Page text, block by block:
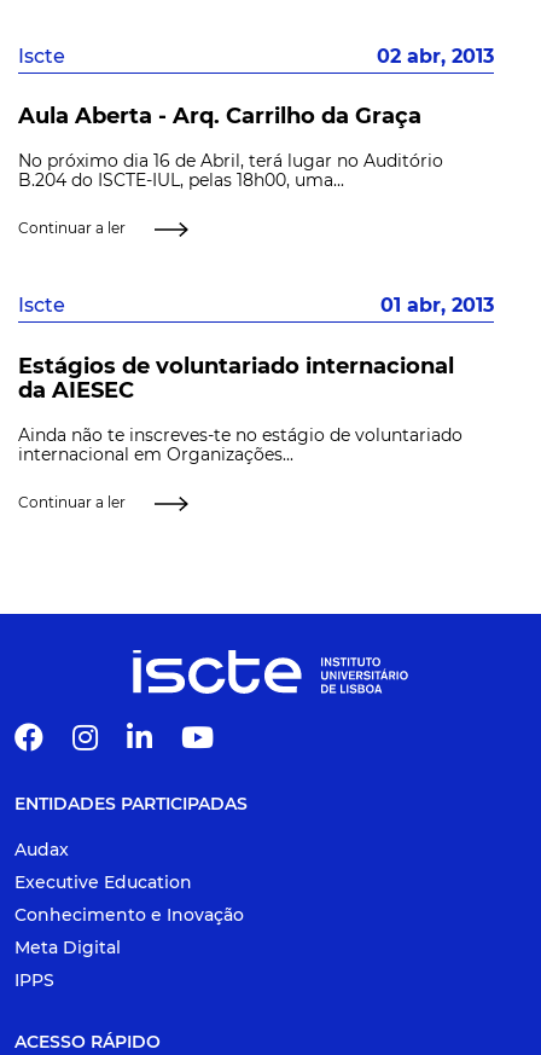
Iscte 02 abr, 2013
Aula Aberta - Arq. Carrilho da Graça
No próximo dia 16 de Abril, terá lugar no Auditório
B.204 do ISCTE-IUL, pelas 18h00, uma...
Continuar a ler
Iscte 01 abr, 2013
Estágios de voluntariado internacional
da AIESEC
Ainda não te inscreves-te no estágio de voluntariado
internacional em Organizações...
Continuar a ler
ENTIDADES PARTICIPADAS
Audax
Executive Education
Conhecimento e Inovação
Meta Digital
IPPS
ACESSO RÁPIDO